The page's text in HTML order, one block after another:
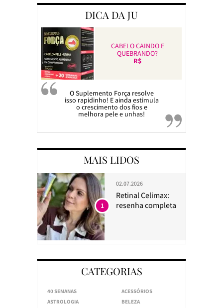
DICA DA JU
CABELO CAINDO E
QUEBRANDO?
R$
O Suplemento Força resolve
isso rapidinho! E ainda estimula
o crescimento dos fios e
melhora pele e unhas!
MAIS LIDOS
02.07.2026
Retinal Celimax:
resenha completa
1
CATEGORIAS
40 SEMANAS
ACESSÓRIOS
ASTROLOGIA
BELEZA